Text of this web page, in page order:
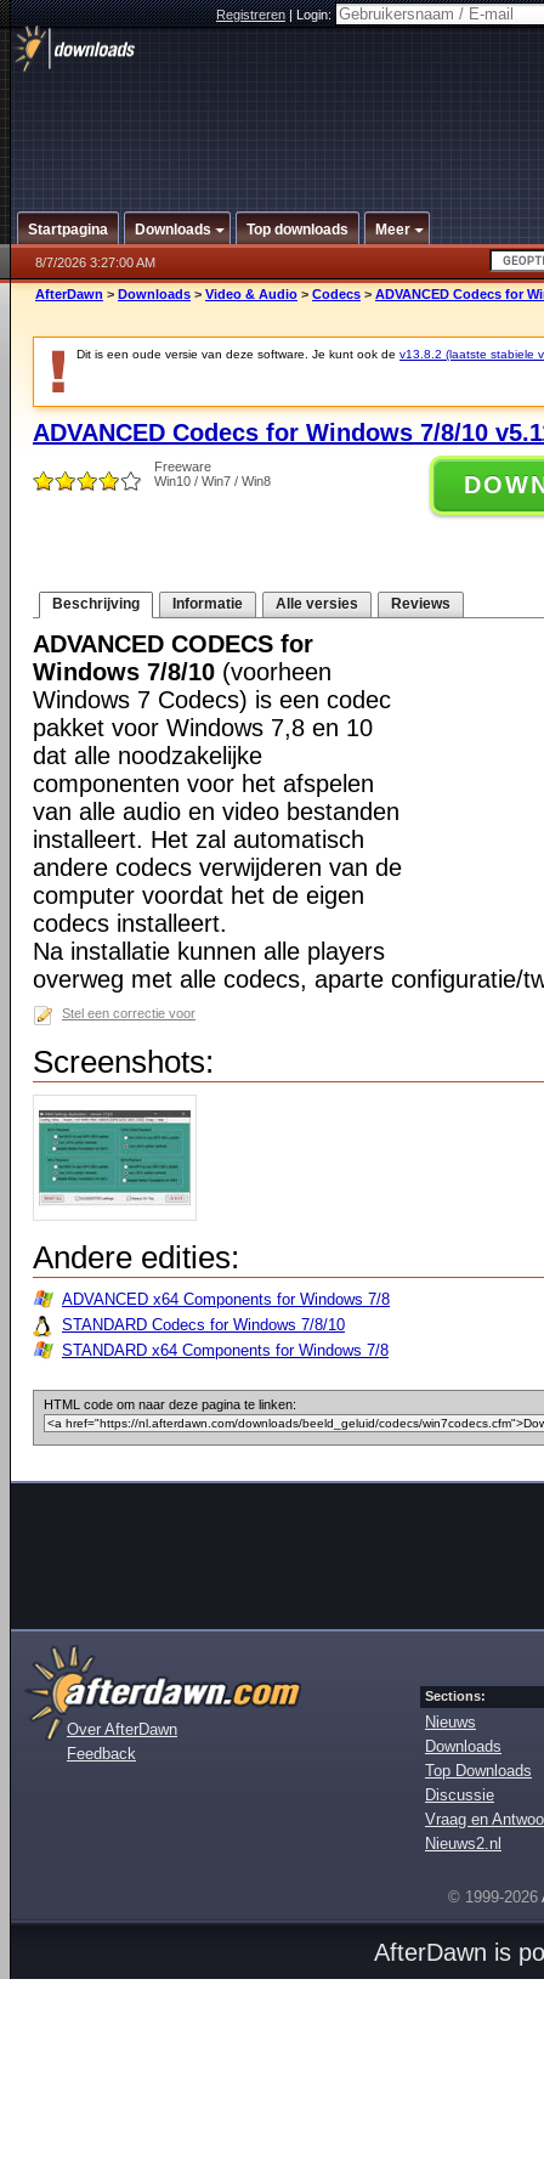
Registreren|Login:
Startpagina Downloads Top downloads Meer
8/7/2026 3:27:00 AM
AfterDawn > Downloads > Video & Audio > Codecs > ADVANCED Codecs for
Dit is een oude versie van deze software. Je kunt ook de v13.8.2 (laatste stabiele
ADVANCED Codecs for Windows 7/8/10
Freeware
Win10 / Win7 / Win8
Beschrijving Informatie Alle versies Reviews
ADVANCED CODECS for
Windows 7/8/10 (voorheen
Windows 7 Codecs) is een codec
pakket voor Windows 7,8 en 10
dat alle noodzakelijke
componenten voor het afspelen
van alle audio en video bestanden
installeert. Het zal automatisch
andere codecs verwijderen van de
computer voordat het de eigen
codecs installeert.
Na installatie kunnen alle players
overweg met alle codecs, aparte configuratie/
Stel een correctie voor
Screenshots:
Andere edities:
ADVANCED x64 Components for Windows 7/8
STANDARD Codecs for Windows 7/8/10
STANDARD x64 Components for Windows 7/8
HTML code om naar deze pagina te linken:
Over AfterDawn
Feedback
Sections:
Nieuws
Downloads
Top Downloads
Discussie
Vraag en
Nieuws2.nl
© 1999-2026
AfterDawn is